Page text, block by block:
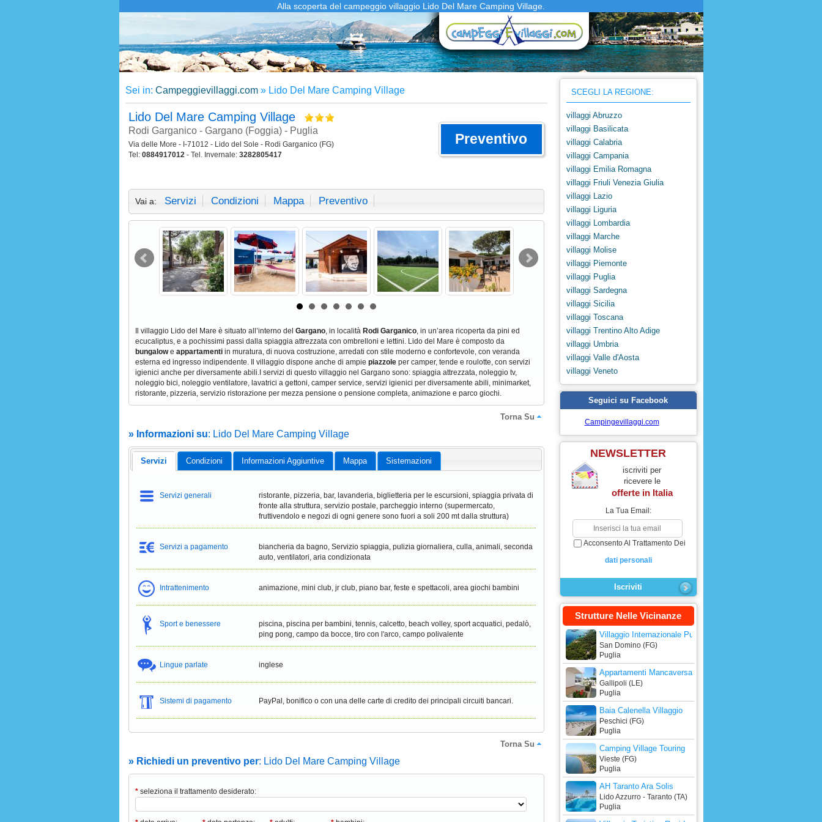
Alla scoperta del campeggio villaggio Lido Del Mare Camping Village.
Sei in: Campeggievillaggi.com» Lido Del Mare Camping Village
Lido Del Mare Camping Village
Rodi Garganico - Gargano (Foggia) - Puglia
Via delle More - I-71012 - Lido del Sole - Rodi Garganico (FG)
Tel: 0884917012- Tel. Invernale: 3282805417
Preventivo
Vai a: Servizi Condizioni Mappa Preventivo
Il villaggio Lido del Mare è situato all’interno del Gargano, in località Rodi Garganico, in un’area ricoperta da pini ed
ecucaliptus, e a pochissimi passi dalla spiaggia attrezzata con ombrelloni e lettini. Lido del Mare è composto da
bungalowe appartamentiin muratura, di nuova costruzione, arredati con stile moderno e confortevole, con veranda
esterna ed ingresso indipendente. Il villaggio dispone anche di ampie piazzoleper camper, tende e roulotte, con servizi
igienici anche per diversamente abili.I servizi di questo villaggio nel Gargano sono: spiaggia attrezzata, noleggio tv,
noleggio bici, noleggio ventilatore, lavatrici a gettoni, camper service, servizi igienici per diversamente abili, minimarket,
ristorante, pizzeria, servizio ristorazione per mezza pensione o pensione completa, animazione e parco giochi.
Torna Su
» Informazioni su: Lido Del Mare Camping Village
Servizi Condizioni Informazioni Aggiuntive Mappa Sistemazioni
Servizi generali
ristorante, pizzeria, bar, lavanderia, biglietteria per le escursioni, spiaggia privata di
fronte alla struttura, servizio postale, parcheggio interno (supermercato,
fruttivendolo e negozi di ogni genere sono fuori a soli 200 mt dalla struttura)
Servizi a pagamento
biancheria da bagno, Servizio spiaggia, pulizia giornaliera, culla, animali, seconda
auto, ventilatori, aria condizionata
Intrattenimento animazione, mini club, jr club, piano bar, feste e spettacoli, area giochi bambini
Sport e benessere
piscina, piscina per bambini, tennis, calcetto, beach volley, sport acquatici, pedalò,
ping pong, campo da bocce, tiro con l'arco, campo polivalente
Lingue parlate inglese
Sistemi di pagamento PayPal, bonifico o con una delle carte di credito dei principali circuiti bancari.
Torna Su
» Richiedi un preventivo per: Lido Del Mare Camping Village
*seleziona il trattamento desiderato:
SCEGLI LA REGIONE:
villaggi Abruzzo
villaggi Basilicata
villaggi Calabria
villaggi Campania
villaggi Emilia Romagna
villaggi Friuli Venezia Giulia
villaggi Lazio
villaggi Liguria
villaggi Lombardia
villaggi Marche
villaggi Molise
villaggi Piemonte
villaggi Puglia
villaggi Sardegna
villaggi Sicilia
villaggi Toscana
villaggi Trentino Alto Adige
villaggi Umbria
villaggi Valle d'Aosta
villaggi Veneto
Seguici su Facebook
Campingevillaggi.com
NEWSLETTER
iscriviti per
ricevere le
offerte in Italia
La Tua Email:
Acconsento Al Trattamento Dei
dati personali
Strutture Nelle Vicinanze
Villaggio Internazionale Punta Del Diamante
San Domino (FG)
Puglia
Appartamenti Mancaversa
Gallipoli (LE)
Puglia
Baia Calenella Villaggio
Peschici (FG)
Puglia
Camping Village Touring
Vieste (FG)
Puglia
AH Taranto Ara Solis
Lido Azzurro - Taranto (TA)
Puglia